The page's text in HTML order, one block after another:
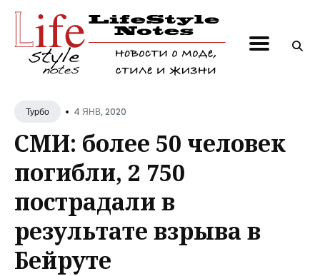
Поиск
Турбо • 4 ЯНВ, 2020
СМИ: более 50 человек
погибли, 2 750
пострадали в
результате взрыва в
Бейруте